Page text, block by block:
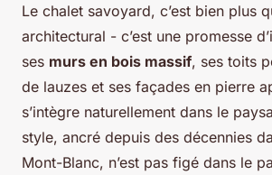
Le chalet savoyard, c’est bien plus
architectural - c’est une promesse
ses murs en bois massif, ses toits
de lauzes et ses façades en pierre
s’intègre naturellement dans le
style, ancré depuis des décennies
Mont-Blanc, n’est pas figé dans le